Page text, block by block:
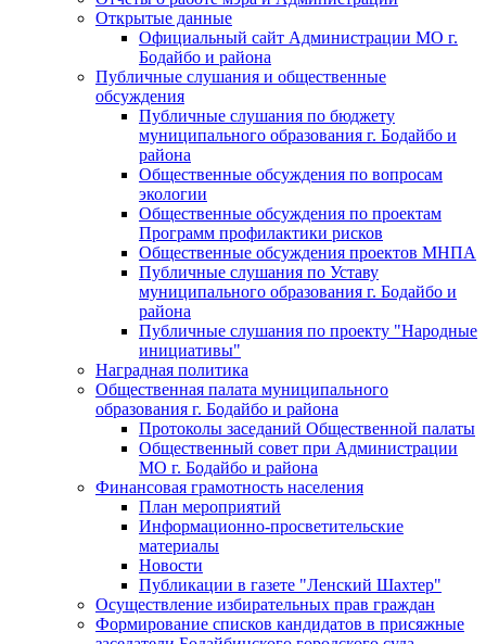
Открытые данные
Официальный сайт Администрации МО г.
Бодайбо и района
Публичные слушания и общественные
обсуждения
Публичные слушания по бюджету
муниципального образования г. Бодайбо и
района
Общественные обсуждения по вопросам
экологии
Общественные обсуждения по проектам
Программ профилактики рисков
Общественные обсуждения проектов МНПА
Публичные слушания по Уставу
муниципального образования г. Бодайбо и
района
Публичные слушания по проекту "Народные
инициативы"
Наградная политика
Общественная палата муниципального
образования г. Бодайбо и района
Протоколы заседаний Общественной палаты
Общественный совет при Администрации
МО г. Бодайбо и района
Финансовая грамотность населения
План мероприятий
Информационно-просветительские
материалы
Новости
Публикации в газете "Ленский Шахтер"
Осуществление избирательных прав граждан
Формирование списков кандидатов в присяжные